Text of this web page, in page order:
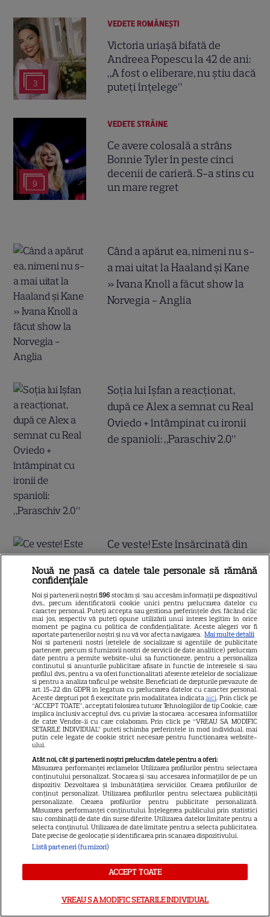
3
VEDETE ROMÂNEŞTI
Victoria uriașă bifată de
Andreea Popescu la 42 de ani:
„A fost o eliberare, nu știu dacă
puteți înțelege”
9
VEDETE STRĂINE
Ce avere colosală a strâns
Bonnie Tyler în peste cinci
decenii de carieră. S-a stins cu
un mare regret
Când a apărut ea, nimeni nu s-
a mai uitat la Haaland și Kane
» Ivana Knoll a făcut show la
Norvegia - Anglia
Soția lui Ișfan a reacționat,
după ce Alex a semnat cu Real
Oviedo + întâmpinat cu ironii
de spanioli: „Paraschiv 2.0”
Ce veste! Este însărcinată din
Nimeni nu se aștepta la o
asemenea surpriză din partea
ei chiar acum!
Breaking grav, știre în curs de
desfășurare // Șoc în România!
murit fulgerător în parcarea
#BeachPlease // Ce moarte
cumplită... Cel puțin înfiorător
ce-a putut păți..
Nouă ne pasă ca datele tale personale să rămână
confidențiale
Noi și partenerii noștri596 stocăm și/sau accesăm informații pe dispozitivul
dvs., precum identificatorii cookie unici pentru prelucrarea datelor cu
caracter personal. Puteți accepta sau gestiona preferințele dvs. făcând clic
mai jos, respectiv vă puteți opune utilizării unui interes legitim în orice
moment pe pagina cu politica de confidențialitate. Aceste alegeri vor fi
raportate partenerilor noștri și nu vă vor afecta navigarea. Mai multe detalii
Noi si partenerii nostri (retelele de socializare si agentiile de publicitate
partenere, precum si furnizorii nostri de servicii de date analitice) prelucram
date pentru a permite website-ului sa functioneze, pentru a personaliza
continutul si anunturile publicitare afisate in functie de interesele si/sau
profilul dvs., pentru a va oferi functionalitati aferente retelelor de socializare
si pentru a analiza traficul pe website. Beneficiati de drepturile prevazute de
art. 15-22 din GDPR in legatura cu prelucrarea datelor cu caracter personal.
Aceste drepturi pot fi exercitate prin modalitatea indicataaici. Prin click pe
“ACCEPT TOATE”, acceptati folosirea tuturor Tehnologiilor de tip Cookie, care
implica inclusiv acceptul dvs. cu privire la stocarea/accesarea informatiilor
de catre Vendor-ii cu care colaboram. Prin click pe “VREAU SA MODIFIC
SETARILE INDIVIDUAL” puteti schimba preferintele in mod individual, mai
putin cele legate de cookie strict necesare pentru functionarea website-
ului.
Atât noi, cât și partenerii noștri prelucrăm datele pentru a oferi:
Măsurarea performanței reclamelor. Utilizarea profilurilor pentru selectarea
conținutului personalizat. Stocarea și/sau accesarea informațiilor de pe un
dispozitiv. Dezvoltarea și îmbunătățirea serviciilor. Crearea profilurilor de
conținut personalizat. Utilizarea profilurilor pentru selectarea publicității
personalizate. Crearea profilurilor pentru publicitate personalizată.
Măsurarea performanței conținutului. Înțelegerea publicului prin statistici
sau combinații de date din surse diferite. Utilizarea datelor limitate pentru a
selecta conținutul. Utilizarea de date limitate pentru a selecta publicitatea.
Date precise de geolocație și identificarea prin scanarea dispozitivului.
Listă parteneri (furnizori)
ACCEPT TOATE
VREAU SA MODIFIC SETARILE INDIVIDUAL